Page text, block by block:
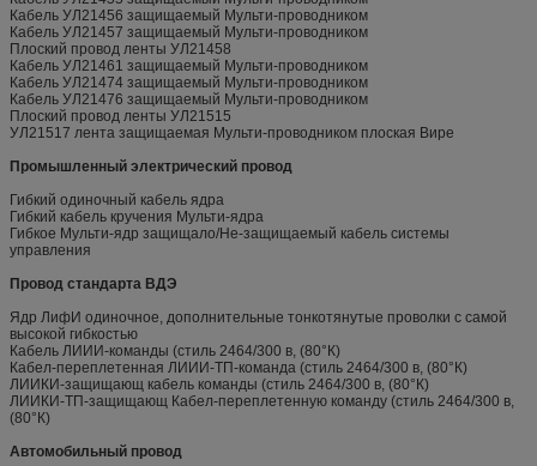
Кабель УЛ21456 защищаемый Мульти-проводником
Кабель УЛ21457 защищаемый Мульти-проводником
Плоский провод ленты УЛ21458
Кабель УЛ21461 защищаемый Мульти-проводником
Кабель УЛ21474 защищаемый Мульти-проводником
Кабель УЛ21476 защищаемый Мульти-проводником
Плоский провод ленты УЛ21515
УЛ21517 лента защищаемая Мульти-проводником плоская Вире
Промышленный электрический провод
Гибкий одиночный кабель ядра
Гибкий кабель кручения Мульти-ядра
Гибкое Мульти-ядр защищало/Не-защищаемый кабель системы
управления
Провод стандарта ВДЭ
Ядр ЛифИ одиночное, дополнительные тонкотянутые проволки с самой
высокой гибкостью
Кабель ЛИИИ-команды (стиль 2464/300 в, (80°К)
Кабел-переплетенная ЛИИИ-ТП-команда (стиль 2464/300 в, (80°К)
ЛИИКИ-защищающ кабель команды (стиль 2464/300 в, (80°К)
ЛИИКИ-ТП-защищающ Кабел-переплетенную команду (стиль 2464/300 в,
(80°К)
Автомобильный провод